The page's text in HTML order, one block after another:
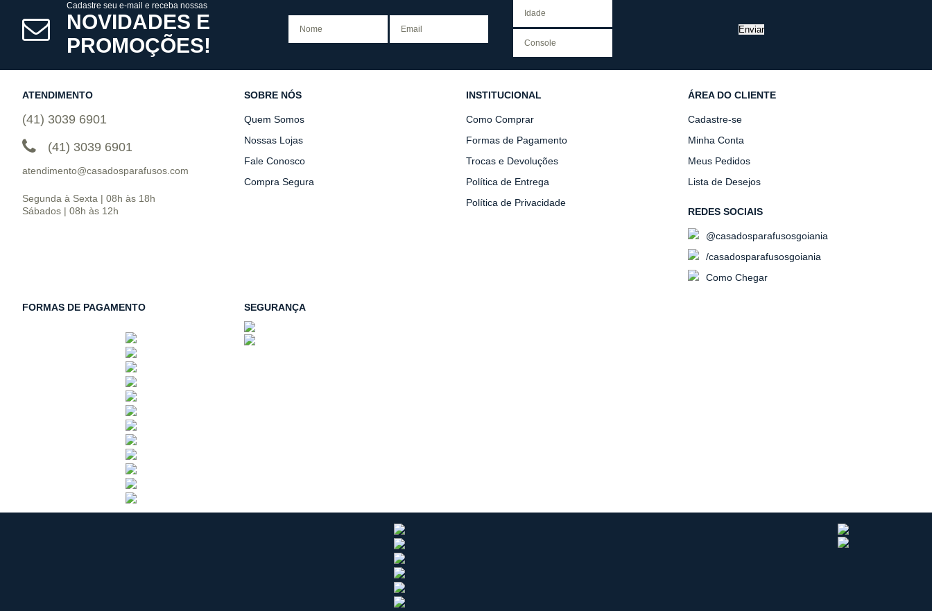
Cadastre seu e-mail e receba nossas
NOVIDADES E
PROMOÇÕES!
Enviar
ATENDIMENTO
(41) 3039 6901
(41) 3039 6901
atendimento@casadosparafusos.com
Segunda à Sexta | 08h às 18h
Sábados | 08h às 12h
SOBRE NÓS
Quem Somos
Nossas Lojas
Fale Conosco
Compra Segura
INSTITUCIONAL
Como Comprar
Formas de Pagamento
Trocas e Devoluções
Política de Entrega
Política de Privacidade
ÁREA DO CLIENTE
Cadastre-se
Minha Conta
Meus Pedidos
Lista de Desejos
REDES SOCIAIS
@casadosparafusosgoiania
/casadosparafusosgoiania
Como Chegar
FORMAS DE PAGAMENTO SEGURANÇA